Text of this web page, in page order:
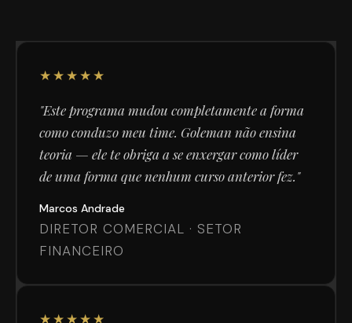
★★★★★
"Este programa mudou completamente a forma
como conduzo meu time. Goleman não ensina
teoria — ele te obriga a se enxergar como líder
de uma forma que nenhum curso anterior fez."
Marcos Andrade
DIRETOR COMERCIAL · SETOR
FINANCEIRO
★★★★★